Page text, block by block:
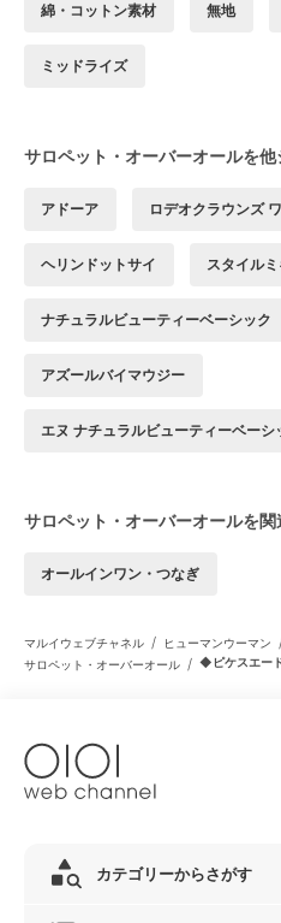
綿・コットン素材 無地
ミッドライズ
サロペット・オーバーオールを
アドーア ロデオクラウンズ
ヘリンドットサイ スタイル
ナチュラルビューティーベーシック
アズールバイマウジー
エヌ ナチュラルビューティーベーシ
サロペット・オーバーオールを
オールインワン・つなぎ
マルイウェブチャネル / ヒューマンウーマン
サロペット・オーバーオール / ◆ピケスエー
カテゴリーからさがす